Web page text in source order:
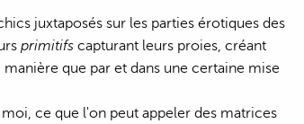
juxtaposés sur les parties érotiques des
primitifs capturant leurs proies, créant
que par et dans une certaine mise
ce que l'on peut appeler des matrices